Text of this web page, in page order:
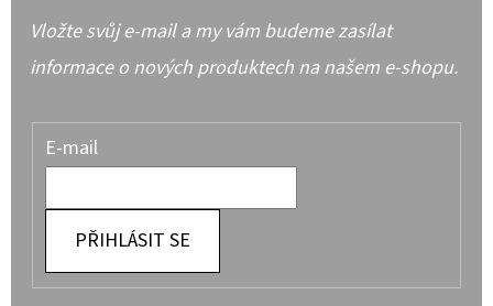
Vložte svůj e-mail a my vám budeme zasílat
informace o nových produktech na našem e-shopu.
E-mail
PŘIHLÁSIT SE